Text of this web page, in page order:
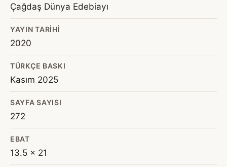
Çağdaş Dünya Edebiayı
YAYIN TARIHI
2020
TÜRKÇE BASKI
Kasım 2025
SAYFA SAYISI
272
EBAT
13.5 x 21